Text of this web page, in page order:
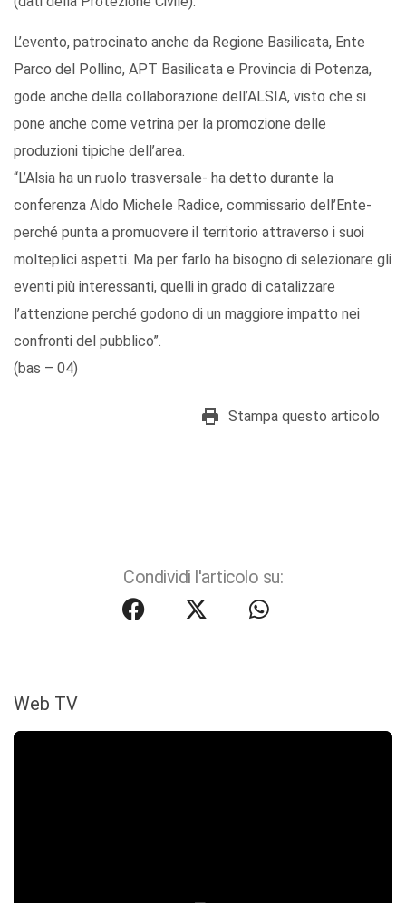
L’evento, patrocinato anche da Regione Basilicata, Ente
Parco del Pollino, APT Basilicata e Provincia di Potenza,
gode anche della collaborazione dell’ALSIA, visto che si
pone anche come vetrina per la promozione delle
produzioni tipiche dell’area.
“L’Alsia ha un ruolo trasversale- ha detto durante la
conferenza Aldo Michele Radice, commissario dell’Ente-
perché punta a promuovere il territorio attraverso i suoi
molteplici aspetti. Ma per farlo ha bisogno di selezionare gli
eventi più interessanti, quelli in grado di catalizzare
l’attenzione perché godono di un maggiore impatto nei
confronti del pubblico”.
(bas – 04)
Stampa questo articolo
Condividi l'articolo su:
Web TV